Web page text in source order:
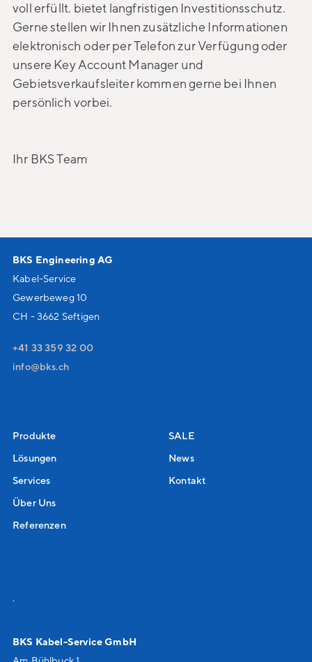
voll erfüllt. bietet langfristigen Investitionsschutz.
Gerne stellen wir Ihnen zusätzliche Informationen
elektronisch oder per Telefon zur Verfügung oder
unsere Key Account Manager und
Gebietsverkaufsleiter kommen gerne bei Ihnen
persönlich vorbei.
Ihr BKS Team
BKS Engineering AG
Kabel-Service
Gewerbeweg 10
CH - 3662 Seftigen
+41 33 359 32 00
nf
bks ch
Produkte
Lösungen
Services
Über Uns
Referenzen
SALE
News
Kontakt
.
BKS Kabel-Service GmbH